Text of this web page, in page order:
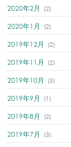
2020年2月 (2)
2020年1月 (2)
2019年12月 (2)
2019年11月 (2)
2019年10月 (3)
2019年9月 (1)
2019年8月 (2)
2019年7月 (3)